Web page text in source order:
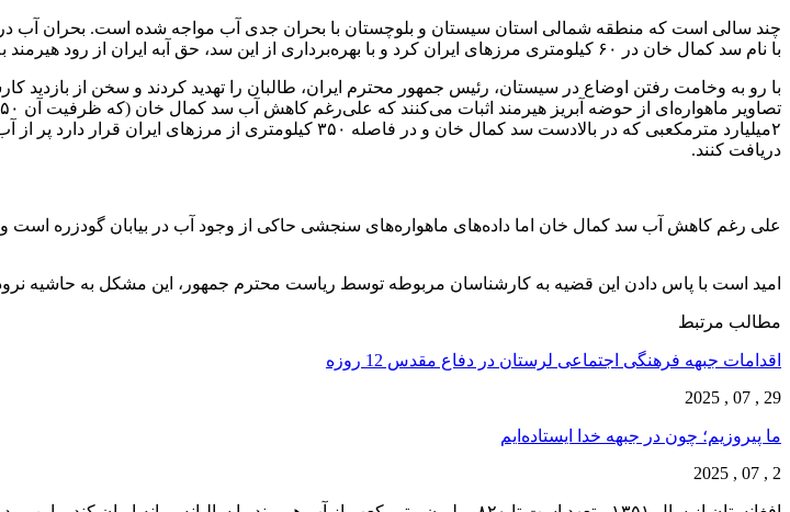
چند سالی است که منطقه شمالی استان سیستان و بلوچستان با بحران جدی آب مواجه شده است. بحران آب
با نام سد کمال خان در ۶۰ کیلومتری مرزهای ایران کرد و با بهره‌برداری از این سد، حق آبه ایران از رود هیرمند به سمت صفر میل نمود.
با رو به وخامت رفتن اوضاع در سیستان، رئیس جمهور محترم ایران، طالبان را تهدید کردند و سخن از بازدید
۲میلیارد مترمکعبی که در بالادست سد کمال خان و در فاصله ۳۵۰
دریافت کنند.
علی رغم کاهش آب سد کمال خان اما داده‌های ماهواره‌های سنجشی حاکی از وجود آب در بیابان گودزره است و
امید است با پاس دادن این قضیه به کارشناسان مربوطه توسط ریاست محترم جمهور، این مشکل به حاشیه
مطالب مرتبط
اقدامات جبهه فرهنگی اجتماعی لرستان در دفاع مقدس 12 روزه
29 , 07 , 2025
ما پیروزیم؛ چون در جبهه خدا ایستاده‌ایم
2 , 07 , 2025